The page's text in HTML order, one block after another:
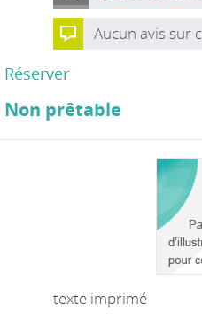
Aucun avis sur
Réserver
Non prêtable
texte imprimé